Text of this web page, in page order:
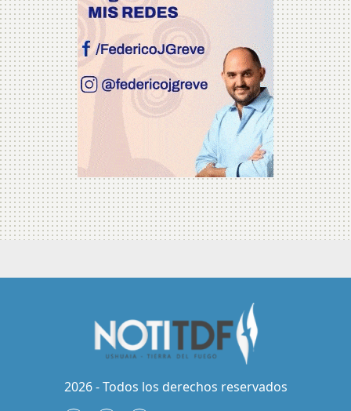
2026 - Todos los derechos reservados